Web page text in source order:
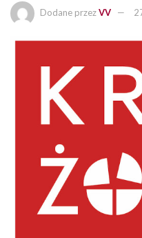
Dodane przezVV